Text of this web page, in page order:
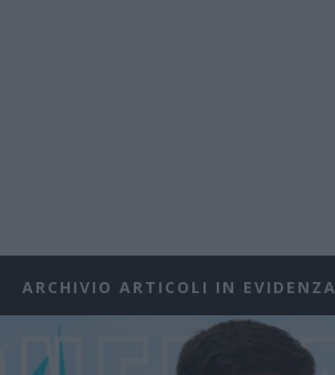
ARCHIVIO ARTICOLI IN EVIDENZA